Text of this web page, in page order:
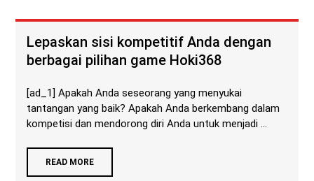
Lepaskan sisi kompetitif Anda dengan
berbagai pilihan game Hoki368
[ad_1] Apakah Anda seseorang yang menyukai
tantangan yang baik? Apakah Anda berkembang dalam
kompetisi dan mendorong diri Anda untuk menjadi ...
READ MORE